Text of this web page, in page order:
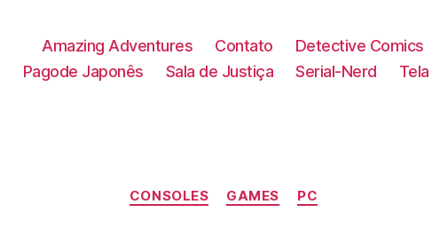
Amazing Adventures Contato Detective Comics
Pagode Japonês
Sala de Justiça Serial-Nerd
Categorias
CONSOLES GAMES PC